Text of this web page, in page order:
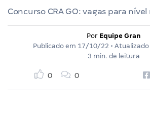
Concurso CRA GO: vagas para
Por Equipe Gran
Publicado em 17/10/22 •
3 min. de leitura
0 0